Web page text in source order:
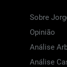
Sobre
Opinião
Análise
Análise